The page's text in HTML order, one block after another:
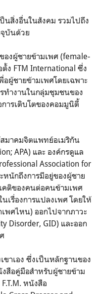
นสิ่งอื่นในสังคม รวมไปถึง
บันด้วย
งผู้ชายข้ามเพศ (female-
ง FTM International ซึ่ง
ผู้ชายข้ามเพศโดยเฉพาะ
ทำงานในกลุ่มชุมชนของ
ารเติบโตของคอมมูนิตี้
มาคมจิตแพทย์อเมริกัน
APA) และ องค์กรดูแล
Association for
หนักถึงการมีอยู่ของผู้ชาย
คติของคนต่อคนข้ามเพศ
เรื่องการแปลงเพศ โดยให้
พศไหน) ออกไปจากภาวะ
Disorder, GID) และออก
ขาเอง ซึ่งเป็นหลักฐานของ
งสือคู่มือสำหรับผู้ชายข้าม
หนังสือ